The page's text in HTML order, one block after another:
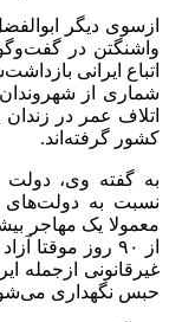
ازسوی دیگر
واشنگتن در
شماری از
اتلاف عمر در
کشور گرفته‌اند.
به گفته وی، دولت
نسبت به دولت‌های
از ۹۰ روز
حبس نگهداری